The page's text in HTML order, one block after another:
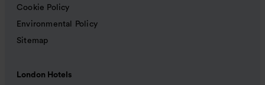
Cookie Policy
Environmental Policy
Sitemap
London Hotels